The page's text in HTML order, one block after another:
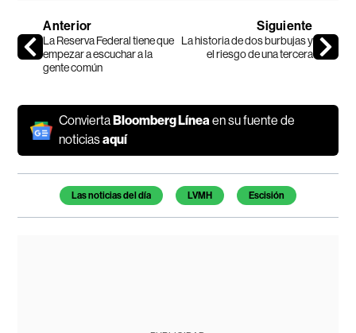
Anterior
La Reserva Federal tiene que
empezar a escuchar a la
gente común
Siguiente
La historia de dos burbujas y
el riesgo de una tercera
Convierta Bloomberg Líneaen su fuente de
noticiasaquí
Temas de este artículo
Las noticias del día LVMH Escisión